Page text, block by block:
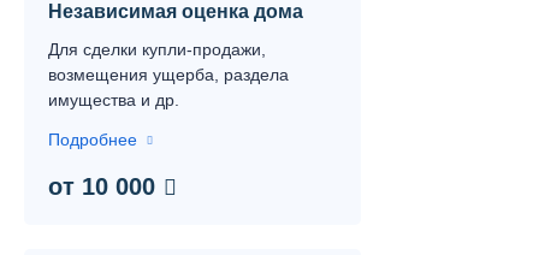
Независимая оценка дома
Для сделки купли-продажи,
возмещения ущерба, раздела
имущества и др.
Подробнее
от 10 000